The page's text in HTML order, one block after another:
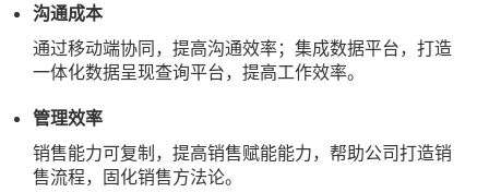
沟通成本
通过移动端协同，提高沟通效率；集成数据平台，打造
一体化数据呈现查询平台，提高工作效率。
管理效率
销售能力可复制，提高销售赋能能力，帮助公司打造销
售流程，固化销售方法论。